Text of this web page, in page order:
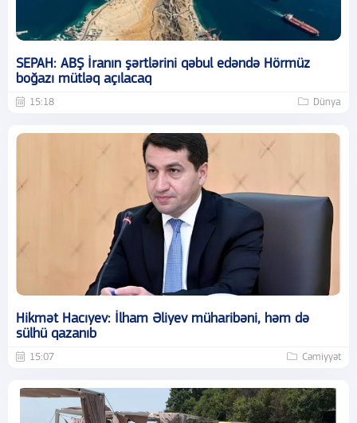
SEPAH: ABŞ İranın şərtlərini qəbul edəndə Hörmüz
boğazı mütləq açılacaq
15:18 Dünya
Hikmət Hacıyev: İlham Əliyev müharibəni, həm də
sülhü qazanıb
15:07 Cəmiyyət